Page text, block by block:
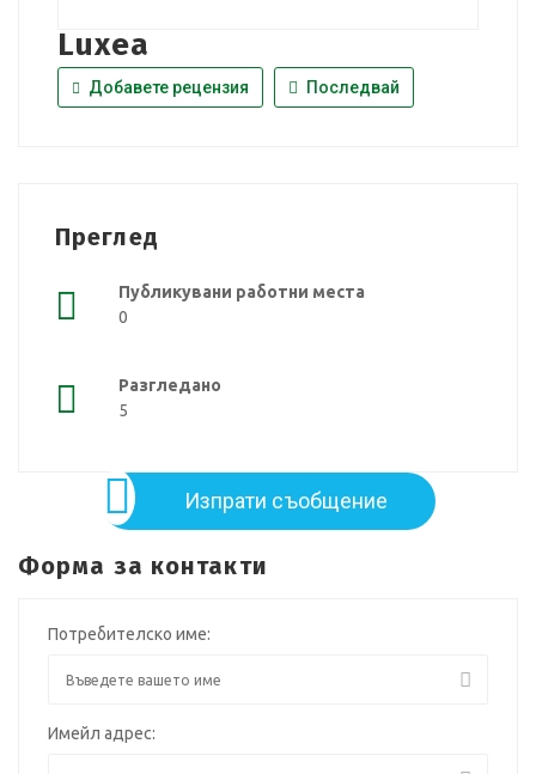
Luxea
Добавете рецензия Последвай
Преглед
Публикувани работни места
0
Разгледано
5
Изпрати съобщение
Форма за контакти
Потребителско име:
Имейл адрес: